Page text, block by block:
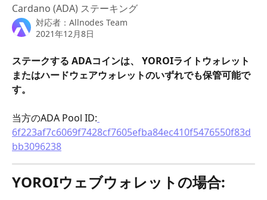
Cardano (ADA) ステーキング
対応者： Allnodes Team
2021年12月8日
ステークする ADAコインは、 YOROIライトウォレット
またはハードウェアウォレットのいずれでも保管可能で
す。
当方のADA Pool ID:
6f223af7c6069f7428cf7605efba84ec410f5476550f83d
bb3096238
YOROIウェブウォレットの場合: